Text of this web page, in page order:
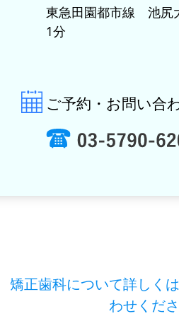
東急田園都市線 池
1分
ご予約・お問い合
矯正歯科について詳しく
わせくださ